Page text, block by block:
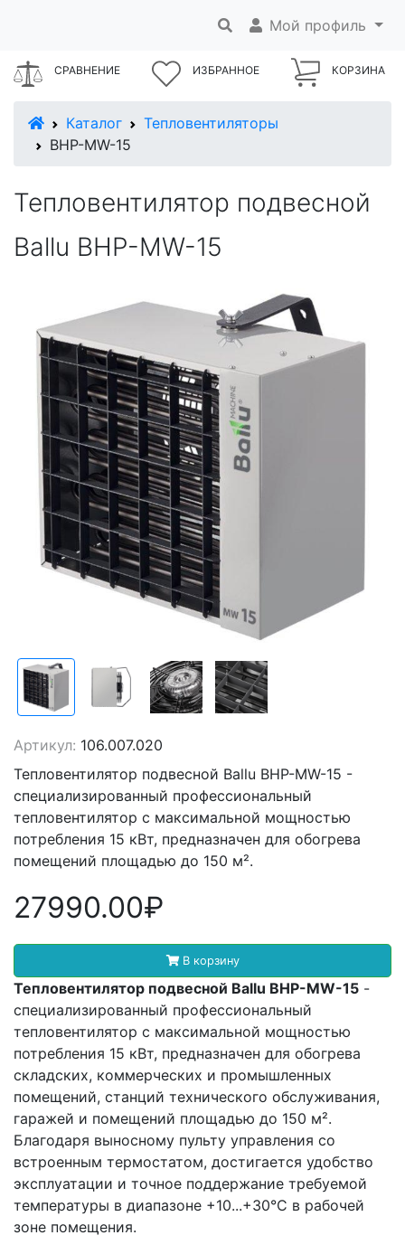
Мой профиль
СРАВНЕНИЕ ИЗБРАННОЕ КОРЗИНА
В начало
Каталог
Тепловентиляторы
BHP-MW-15
Тепловентилятор подвесной
Ballu BHP-MW-15
Артикул: 106.007.020
Тепловентилятор подвесной Ballu BHP-MW-15 -
специализированный профессиональный
тепловентилятор с максимальной мощностью
потребления 15 кВт, предназначен для обогрева
помещений площадью до 150 м².
27990.00₽
В корзину
Тепловентилятор подвесной Ballu BHP-MW-15 -
специализированный профессиональный
тепловентилятор с максимальной мощностью
потребления 15 кВт, предназначен для обогрева
складских, коммерческих и промышленных
помещений, станций технического обслуживания,
гаражей и помещений площадью до 150 м².
Благодаря выносному пульту управления со
встроенным термостатом, достигается удобство
эксплуатации и точное поддержание требуемой
температуры в диапазоне +10...+30°С в рабочей
зоне помещения.